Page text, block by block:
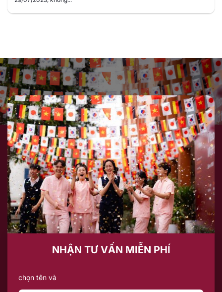
NHẬN TƯ VẤN MIỄN PHÍ
chọn tên và